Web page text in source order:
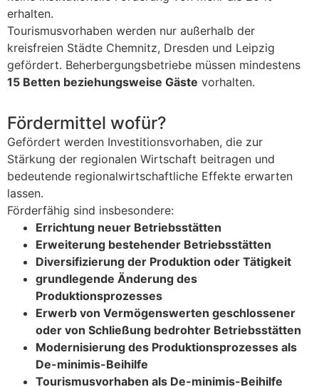
erhalten.
Tourismusvorhaben werden nur außerhalb der
kreisfreien Städte Chemnitz, Dresden und Leipzig
gefördert. Beherbergungsbetriebe müssen mindestens
15 Betten beziehungsweise Gäste vorhalten.
Fördermittel wofür?
Gefördert werden Investitionsvorhaben, die zur
Stärkung der regionalen Wirtschaft beitragen und
bedeutende regionalwirtschaftliche Effekte erwarten
lassen.
Förderfähig sind insbesondere:
Errichtung neuer Betriebsstätten
Erweiterung bestehender Betriebsstätten
Diversifizierung der Produktion oder Tätigkeit
grundlegende Änderung des
Produktionsprozesses
Erwerb von Vermögenswerten geschlossener
oder von Schließung bedrohter Betriebsstätten
Modernisierung des Produktionsprozesses als
De-minimis-Beihilfe
Tourismusvorhaben als De-minimis-Beihilfe